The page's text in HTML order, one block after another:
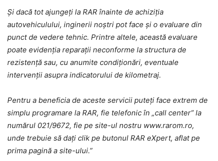
Și dacă tot ajungeți la RAR înainte de achiziția
autovehiculului, inginerii noștri pot face și o evaluare din
punct de vedere tehnic. Printre altele, această evaluare
poate evidenția reparații neconforme la structura de
rezistență sau, cu anumite condiționări, eventuale
intervenții asupra indicatorului de kilometraj.
Pentru a beneficia de aceste servicii puteți face extrem de
simplu programare la RAR, fie telefonic în „call center” la
numărul 021/9672, fie pe site-ul nostru www.rarom.ro,
unde trebuie să dați clik pe butonul RAR eXpert, aflat pe
prima pagină a site-ului.”